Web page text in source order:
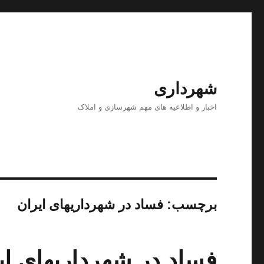
شهرداری
اخبار و اطلاعیه های مهم شهرسازی و املاک
برچسب:فساد در شهرداریهای ایران